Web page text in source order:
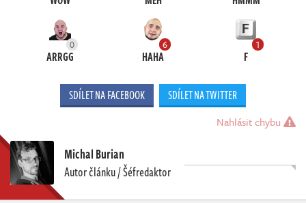
0
ARRGG
6
HAHA
1
F
SDÍLET NA FACEBOOK SDÍLET NA TWITTER
Nahlásit chybu
Michal Burian
Autor článku / Šéfredaktor